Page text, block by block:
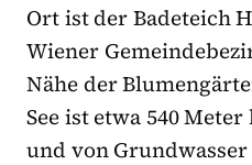
Ort ist der Badeteich
Wiener
Nähe der
See ist etwa 540
und von